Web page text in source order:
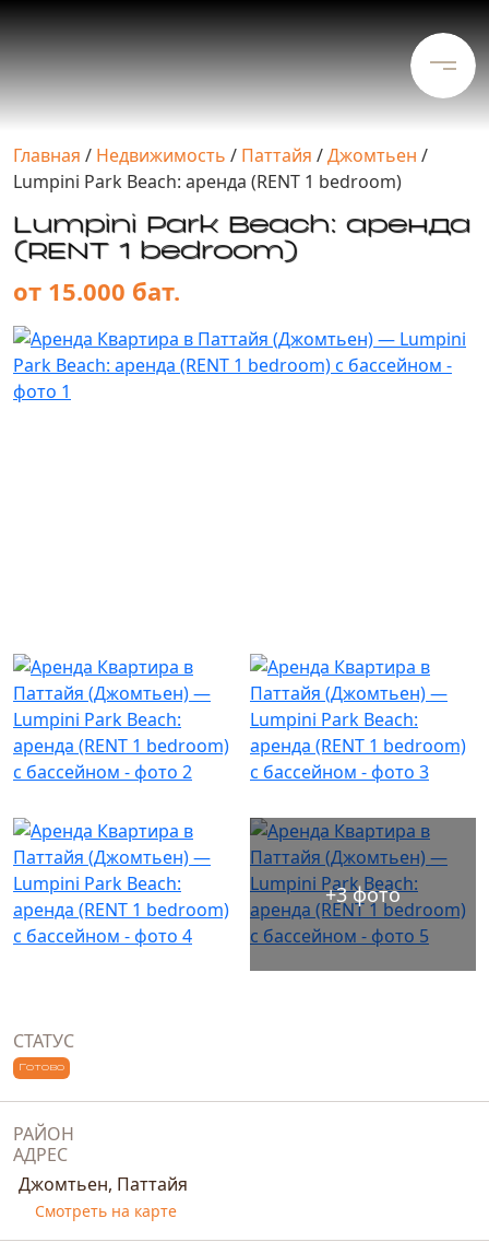
Главная / Недвижимость / Паттайя /Джомтьен /
Lumpini Park Beach: аренда (RENT 1 bedroom)
Lumpini Park Beach: аренда
(RENT 1 bedroom)
от 15.000 бат.
+3 фото
СТАТУС
Готово
РАЙОН
АДРЕС
Джомтьен, Паттайя
Смотреть на карте